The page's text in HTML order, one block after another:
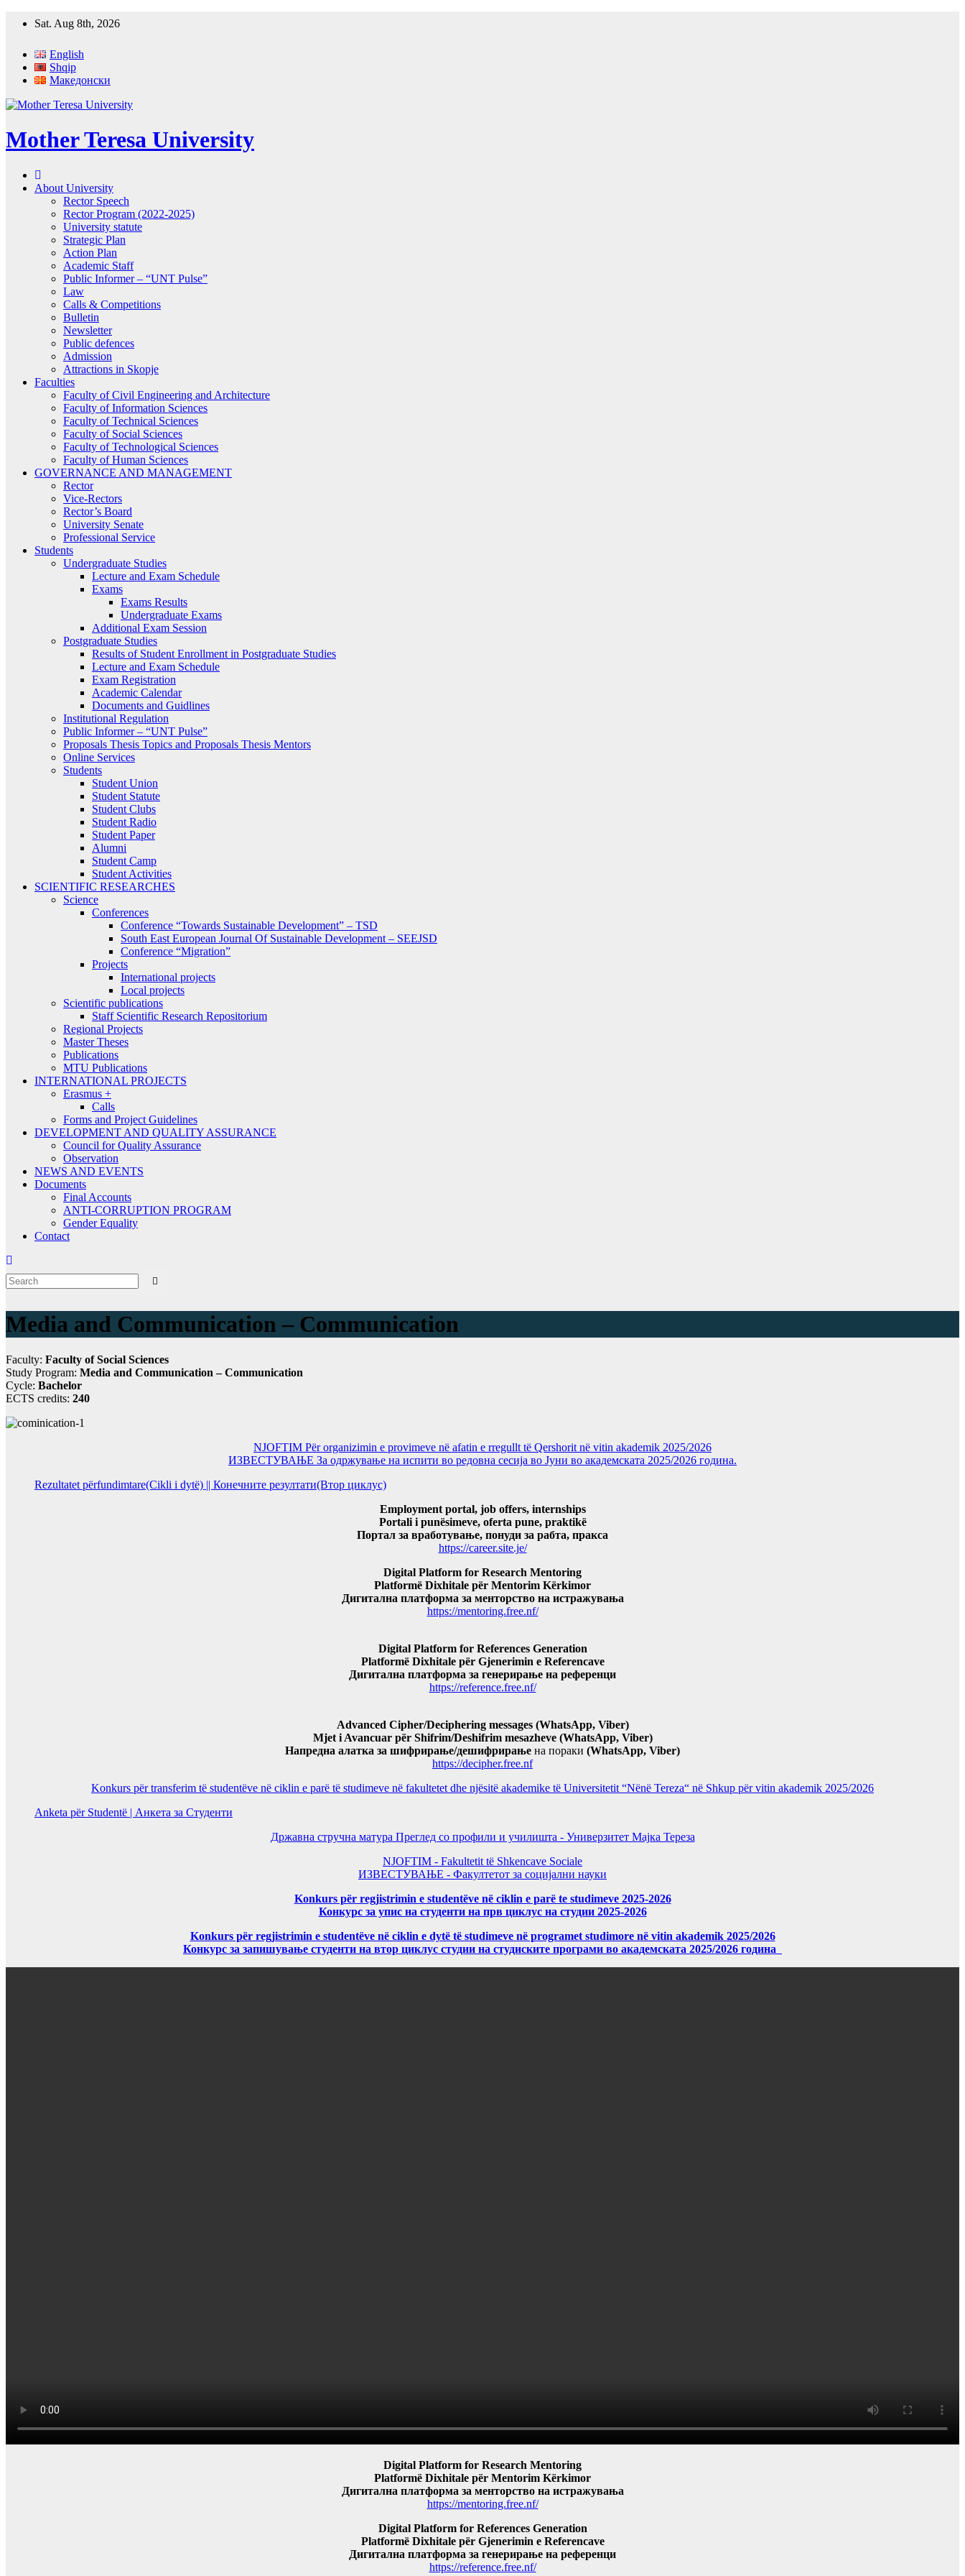
Sat. Aug 8th, 2026
English
Shqip
Македонски
Mother Teresa University
About University
Rector Speech
Rector Program (2022-2025)
University statute
Strategic Plan
Action Plan
Academic Staff
Public Informer – “UNT Pulse”
Law
Calls & Competitions
Bulletin
Newsletter
Public defences
Admission
Attractions in Skopje
Faculties
Faculty of Civil Engineering and Architecture
Faculty of Information Sciences
Faculty of Technical Sciences
Faculty of Social Sciences
Faculty of Technological Sciences
Faculty of Human Sciences
GOVERNANCE AND MANAGEMENT
Rector
Vice-Rectors
Rector’s Board
University Senate
Professional Service
Students
Undergraduate Studies
Lecture and Exam Schedule
Exams
Exams Results
Undergraduate Exams
Additional Exam Session
Postgraduate Studies
Results of Student Enrollment in Postgraduate Studies
Lecture and Exam Schedule
Exam Registration
Academic Calendar
Documents and Guidlines
Institutional Regulation
Public Informer – “UNT Pulse”
Proposals Thesis Topics and Proposals Thesis Mentors
Online Services
Students
Student Union
Student Statute
Student Clubs
Student Radio
Student Paper
Alumni
Student Camp
Student Activities
SCIENTIFIC RESEARCHES
Science
Conferences
Conference “Towards Sustainable Development” – TSD
South East European Journal Of Sustainable Development – SEEJSD
Conference “Migration”
Projects
International projects
Local projects
Scientific publications
Staff Scientific Research Repositorium
Regional Projects
Master Theses
Publications
MTU Publications
INTERNATIONAL PROJECTS
Erasmus +
Calls
Forms and Project Guidelines
DEVELOPMENT AND QUALITY ASSURANCE
Council for Quality Assurance
Observation
NEWS AND EVENTS
Documents
Final Accounts
ANTI-CORRUPTION PROGRAM
Gender Equality
Contact
Media and Communication – Communication
Faculty: Faculty of Social Sciences
Study Program: Media and Communication – Communication
Cycle: Bachelor
ECTS credits: 240
NJOFTIM Për organizimin e provimeve në afatin e rregullt të Qershorit në vitin akademik 2025/2026
ИЗВЕСТУВАЊЕ За одржување на испити во редовна сесија во Јуни во академската 2025/2026 година.
Rezultatet përfundimtare(Cikli i dytë) || Конечните резултати(Втор циклус)
Employment portal, job offers, internships
Portali i punësimeve, oferta pune, praktikë
Портал за вработување, понуди за рабта, пракса
https://career.site.je/
Digital Platform for Research Mentoring
Platformë Dixhitale për Mentorim Kërkimor
Дигитална платформа за менторство на истражувања
https://mentoring.free.nf/
Digital Platform for References Generation
Platformë Dixhitale për Gjenerimin e Referencave
Дигитална платформа за генерирање на референци
https://reference.free.nf/
Advanced Cipher/Deciphering messages (WhatsApp, Viber)
Mjet i Avancuar për Shifrim/Deshifrim mesazheve (WhatsApp, Viber)
Напредна алатка за шифрирање/дешифрирање на пораки (WhatsApp, Viber)
https://decipher.free.nf
Konkurs për transferim të studentëve në ciklin e parë të studimeve në fakultetet dhe njësitë akademike të Universitetit “Nënë Tereza“ në Shkup për vitin akademik 2025/2026
Anketa për Studentë | Анкета за Студенти
Државна стручна матура Преглед со профили и училишта - Универзитет Мајка Тереза
NJOFTIM - Fakultetit të Shkencave Sociale
ИЗВЕСТУВАЊЕ - Факултетот за социјални науки
Konkurs për regjistrimin e studentëve në ciklin e parë te studimeve 2025-2026
Конкурс за упис на студенти на прв циклус на студии 2025-2026
Konkurs për regjistrimin e studentëve në ciklin e dytë të studimeve në programet studimore në vitin akademik 2025/2026
Конкурс за запишување студенти на втор циклус студии на студиските програми во академската 2025/2026 година
Digital Platform for Research Mentoring
Platformë Dixhitale për Mentorim Kërkimor
Дигитална платформа за менторство на истражувања
https://mentoring.free.nf/
Digital Platform for References Generation
Platformë Dixhitale për Gjenerimin e Referencave
Дигитална платформа за генерирање на референци
https://reference.free.nf/